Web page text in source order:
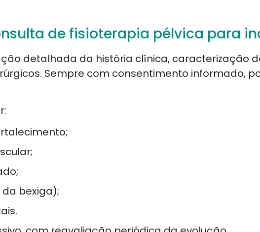
de fisioterapia pélvica para
detalhada da história clínica, caracterização
Sempre com consentimento informado,
bexiga);